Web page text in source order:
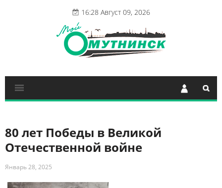
16:28 Август 09, 2026
80 лет Победы в Великой
Отечественной войне
Январь 28, 2025